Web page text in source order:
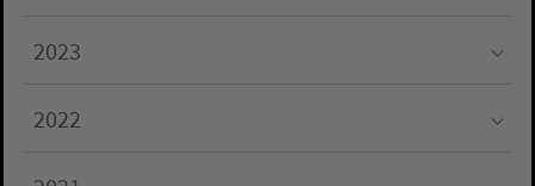
2023
2022